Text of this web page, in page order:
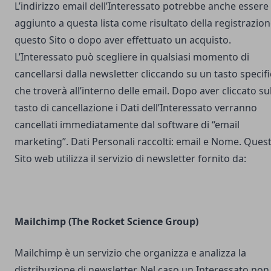
L’indirizzo email dell’Interessato potrebbe anche essere
aggiunto a questa lista come risultato della
questo Sito o dopo aver effettuato un acquisto.
L’Interessato può scegliere in qualsiasi momento di
cancellarsi dalla newsletter cliccando su un tasto
che troverà all’interno delle email. Dopo aver cliccato
tasto di cancellazione i Dati dell’Interessato verranno
cancellati immediatamente dal software di “email
marketing”. Dati Personali raccolti: email e Nome.
Sito web utilizza il servizio di newsletter fornito da:
Mailchimp (The Rocket Science Group)
Mailchimp è un servizio che organizza e analizza la